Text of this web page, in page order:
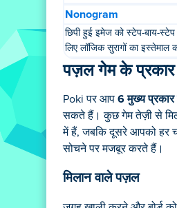
Nonogram
छिपी हुई इमेज को स्टेप-बाय-
लिए लॉजिक सुरागों का इस्तेमाल
पज़ल गेम के प्रकार
Poki पर आप 6 मुख्य
सकते हैं। कुछ गेम तेज़ी से
में हैं, जबकि दूसरे आपको हर
सोचने पर मजबूर करते हैं।
मिलान वाले पज़ल